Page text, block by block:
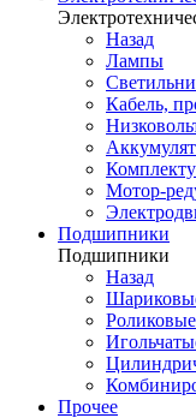
Назад
Лампы
Кабель,
Мотор-
Подшипники
Подшипники
Назад
Прочее